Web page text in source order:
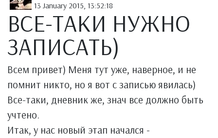
13 January 2015, 13:52:18
ВСЕ-ТАКИ НУЖНО
ЗАПИСАТЬ)
Всем привет) Меня тут уже, наверное, и не
помнит никто, но я вот с записью явилась)
Все-таки, дневник же, знач все должно быть
учтено.
Итак, у нас новый этап начался -